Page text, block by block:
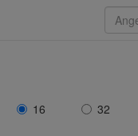
16 32